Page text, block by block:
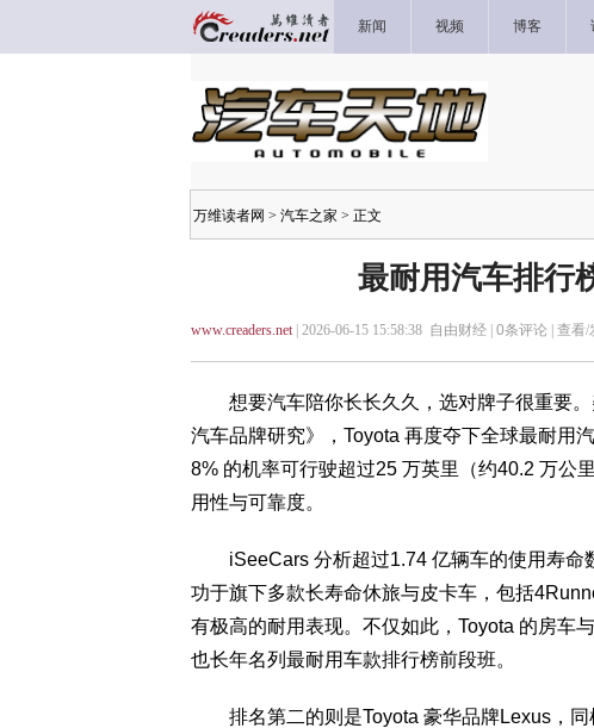
新闻 视频 博客
万维读者网 > 汽车之家 > 正文
最耐用汽车排行
www.creaders.net| 2026-06-15 15:58:38 自由财经 | 0条评论 | 查看/
想要汽车陪你长长久久，选对牌子很重要。
汽车品牌研究》，Toyota 再度夺下全球最耐用
8% 的机率可行驶超过25 万英里（约40.2 万公
用性与可靠度。
iSeeCars 分析超过1.74 亿辆车的使用寿命
功于旗下多款长寿命休旅与皮卡车，包括
有极高的耐用表现。不仅如此，Toyota 的房车
也长年名列最耐用车款排行榜前段班。
排名第二的则是Toyota 豪华品牌Lexus，同